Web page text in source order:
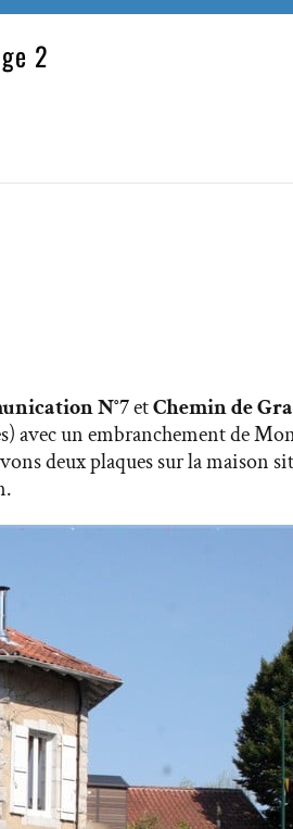
2
N°7etChemin de
avec un embranchement de
deux plaques sur la maison